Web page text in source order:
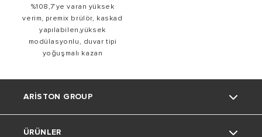
%108,7’ye varan yüksek
verim, premix brülör, kaskad
yapılabilen,yüksek
modülasyonlu, duvar tipi
yoğuşmalı kazan
ARISTON GROUP
ÜRÜNLER